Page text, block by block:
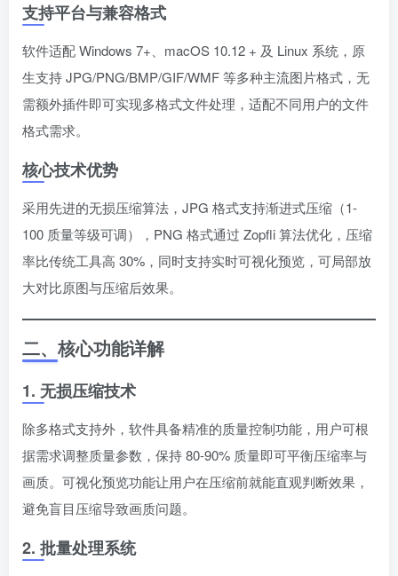
支持平台与兼容格式
软件适配 Windows 7+、macOS 10.12 + 及 Linux 系统，原
生支持 JPG/PNG/BMP/GIF/WMF 等多种主流图片格式，无
需额外插件即可实现多格式文件处理，适配不同用户的文件
格式需求。
核心技术优势
采用先进的无损压缩算法，JPG 格式支持渐进式压缩（1-
100 质量等级可调），PNG 格式通过 Zopfli 算法优化，压缩
率比传统工具高 30%，同时支持实时可视化预览，可局部放
大对比原图与压缩后效果。
二、核心功能详解
1. 无损压缩技术
除多格式支持外，软件具备精准的质量控制功能，用户可根
据需求调整质量参数，保持 80-90% 质量即可平衡压缩率与
画质。可视化预览功能让用户在压缩前就能直观判断效果，
避免盲目压缩导致画质问题。
2. 批量处理系统